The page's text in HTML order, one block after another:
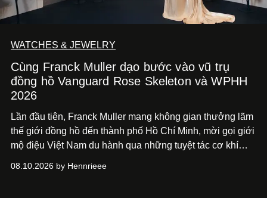
WATCHES & JEWELRY
Cùng Franck Muller dạo bước vào vũ trụ
đồng hồ Vanguard Rose Skeleton và WPHH
2026
Lần đầu tiên, Franck Muller mang không gian thưởng lãm
thế giới đồng hồ đến thành phố Hồ Chí Minh, mời gọi giới
mộ điệu Việt Nam du hành qua những tuyệt tác cơ khí
vừa ra mắt tại sự kiện WPHH 2026.
08.10.2026 by Hennrieee